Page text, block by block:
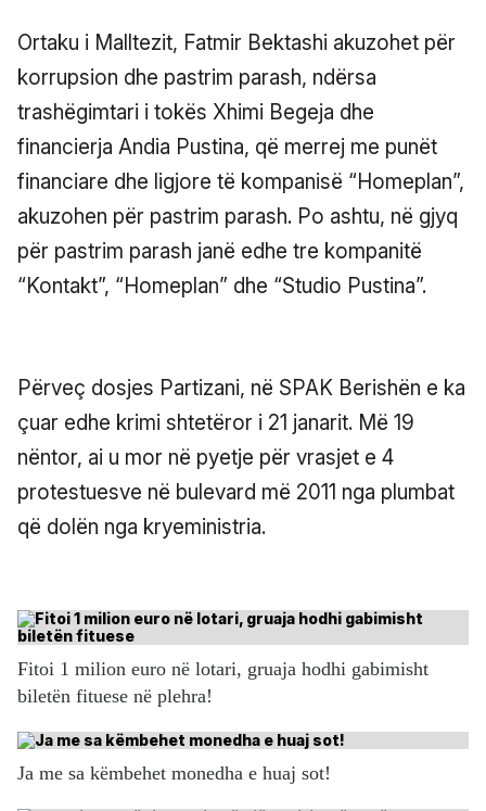
Ortaku i Malltezit, Fatmir Bektashi akuzohet për
korrupsion dhe pastrim parash, ndërsa
trashëgimtari i tokës Xhimi Begeja dhe
financierja Andia Pustina, që merrej me punët
financiare dhe ligjore të kompanisë “Homeplan”,
akuzohen për pastrim parash. Po ashtu, në gjyq
për pastrim parash janë edhe tre kompanitë
“Kontakt”, “Homeplan” dhe “Studio Pustina”.
Përveç dosjes Partizani, në SPAK Berishën e ka
çuar edhe krimi shtetëror i 21 janarit. Më 19
nëntor, ai u mor në pyetje për vrasjet e 4
protestuesve në bulevard më 2011 nga plumbat
që dolën nga kryeministria.
Fitoi 1 milion euro në lotari, gruaja hodhi gabimisht
biletën fituese në plehra!
Ja me sa këmbehet monedha e huaj sot!